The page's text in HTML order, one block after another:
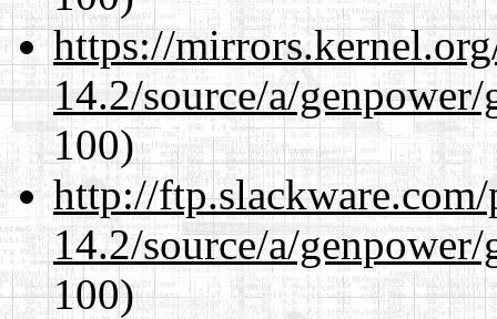
https://
14.2/source/a/
100)
http://
14.2/source/a/
100)